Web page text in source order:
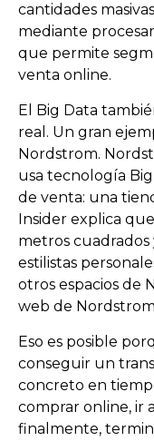
cantidades
mediante
que permite
venta online.
El Big Data
real. Un gran
Nordstrom.
usa tecnología
de venta: una
Insider explica
metros cuadrados
estilistas
otros espacios de
web de
Eso es posible
conseguir un
concreto en
comprar online, ir
finalmente,